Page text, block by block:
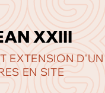
XXIII
EXTENSION D'UN
EN SITE